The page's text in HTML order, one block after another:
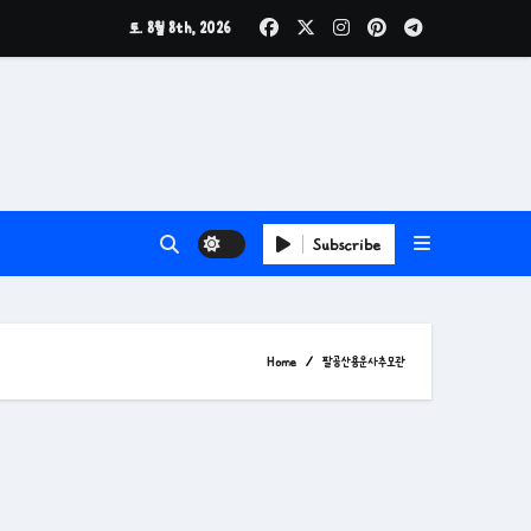
토. 8월 8th, 2026
Subscribe
Home 팔공산용운사추모관